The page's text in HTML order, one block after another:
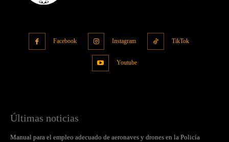
Facebook Instagram TikTok
Youtube
Últimas noticias
Manual para el empleo adecuado de aeronaves y drones en la Policía